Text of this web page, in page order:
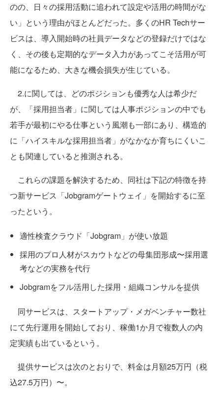
のの、日々の採用活動に追われて設定や活用の時間がな
い」という理由がほとんどだった。多くのHR Techサー
ビスは、導入開始時の社員データなどの登録だけではな
く、その後も定期的なデータ入力があってこそ活用が可
能になるため、大きな機会損失が生じている。
2.に関しては、どのポジションも優秀な人は希少だ
が、「採用担当者」に関しては人事ポジションの中でも
若手が最初にやる仕事という風潮も一部にあり、構造的
に「ハイスキルな採用担当者」がなかなか育ちにくいこ
とも関連していると推測される。
これらの課題を解決するため、同社は下記の特徴を持
つ新サービス「Jobgramゲートウェイ」を開始するに至
ったという。
適性検査クラウド「Jobgram」が使い放題
採用のプロ人材がスカウトなどの母集団形成〜採用選
考などの実務を代行
Jobgramをフル活用した採用・組織コンサルを提供
同サービスは、スタートアップ・メガベンチャー数社
にて先行運用を開始しており、稼働1か月で複数人の内
定実績も出ているという。
提供サービスは次のとおりで、料金は月額25万円（税
込27.5万円）〜。